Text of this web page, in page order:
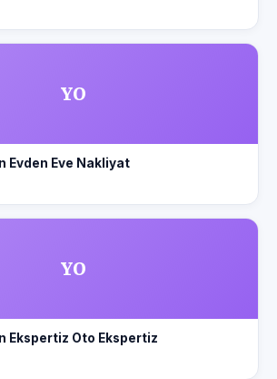
YO
Evden Eve Nakliyat
YO
Ekspertiz Oto Ekspertiz